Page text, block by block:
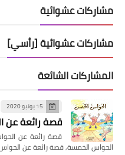
مشاركات عشوائية
مشاركات عشوائية [رأسي]
المشاركات الشائعة
15 يونيو 2020
قصة رائعة عن
قصة رائعة عن
الحواس الخمسة, قصة رائعة عن